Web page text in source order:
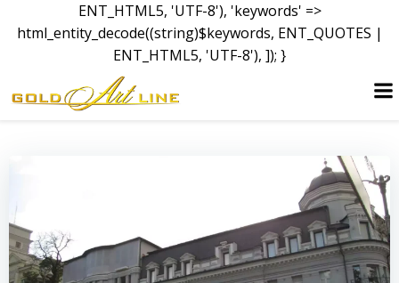
ENT_HTML5, 'UTF-8'), 'keywords' =>
html_entity_decode((string)$keywords, ENT_QUOTES |
ENT_HTML5, 'UTF-8'), ]); }